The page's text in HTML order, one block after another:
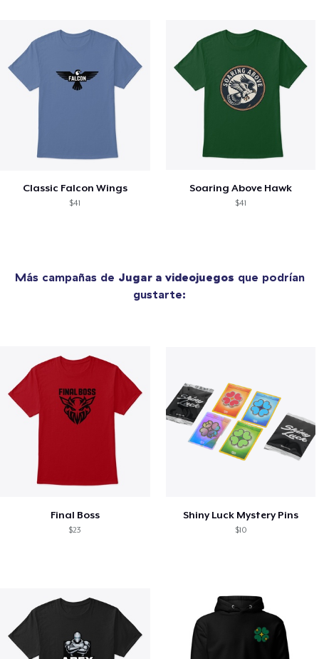
Classic Falcon Wings
$41
Soaring Above Hawk
$41
Más campañas de Jugar a videojuegos que podrían
gustarte:
Final Boss
$23
Shiny Luck Mystery Pins
$10